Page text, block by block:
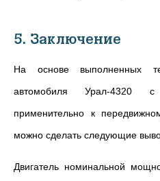
5. Заключение
На основе выполненных
автомобиля Урал-4320
применительно к
можно сделать следующие
Двигатель номинальной